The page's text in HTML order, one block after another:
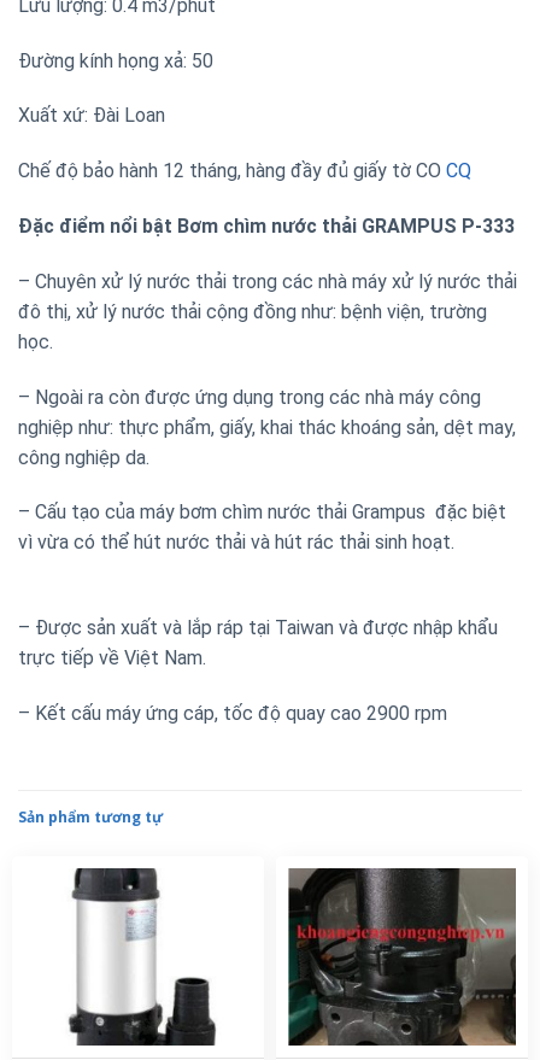
Lưu lượng: 0.4 m3/phút
Đường kính họng xả: 50
Xuất xứ: Đài Loan
Chế độ bảo hành 12 tháng, hàng đầy đủ giấy tờ CO CQ
Đặc điểm nổi bật Bơm chìm nước thải GRAMPUS P-333
– Chuyên xử lý nước thải trong các nhà máy xử lý nước thải
đô thị, xử lý nước thải cộng đồng như: bệnh viện, trường
học.
– Ngoài ra còn được ứng dụng trong các nhà máy công
nghiệp như: thực phẩm, giấy, khai thác khoáng sản, dệt may,
công nghiệp da.
– Cấu tạo của máy bơm chìm nước thải Grampus đặc biệt
vì vừa có thể hút nước thải và hút rác thải sinh hoạt.
– Được sản xuất và lắp ráp tại Taiwan và được nhập khẩu
trực tiếp về Việt Nam.
– Kết cấu máy ứng cáp, tốc độ quay cao 2900 rpm
Sản phẩm tương tự